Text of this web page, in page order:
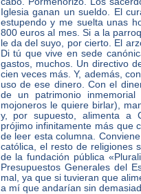
Iglesia ganan un sueldo. El
estupendo y me suelta unas
800 euros al mes. Si a la
le da del suyo, por cierto. El
Di tú que vive en sede
gastos, muchos. Un directivo
cien veces más. Y, además,
uso de ese dinero. Con el
de un patrimonio
mojoneros le quiere birlar),
y, por supuesto, alimenta a
prójimo infinitamente más que
de leer esta columna.
católica, el resto de religiones
de la fundación pública
Presupuestos Generales del
mal, ya que si tuvieran que
a mí que andarían sin